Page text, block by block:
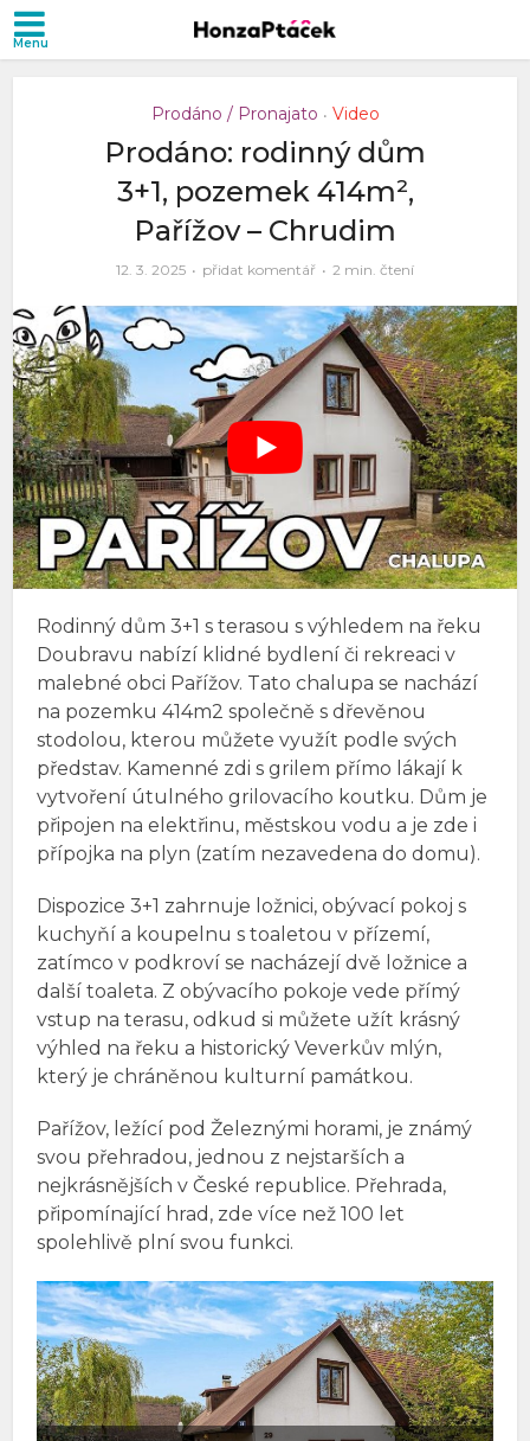
Prodáno / Pronajato • Video
Prodáno: rodinný dům
3+1, pozemek 414m²,
Pařížov – Chrudim
12. 3. 2025 přidat komentář 2 min. čtení
Rodinný dům 3+1 s terasou s výhledem na řeku
Doubravu nabízí klidné bydlení či rekreaci v
malebné obci Pařížov. Tato chalupa se nachází
na pozemku 414m2 společně s dřevěnou
stodolou, kterou můžete využít podle svých
představ. Kamenné zdi s grilem přímo lákají k
vytvoření útulného grilovacího koutku. Dům je
připojen na elektřinu, městskou vodu a je zde i
přípojka na plyn (zatím nezavedena do domu).
Dispozice 3+1 zahrnuje ložnici, obývací pokoj s
kuchyňí a koupelnu s toaletou v přízemí,
zatímco v podkroví se nacházejí dvě ložnice a
další toaleta. Z obývacího pokoje vede přímý
vstup na terasu, odkud si můžete užít krásný
výhled na řeku a historický Veverkův mlýn,
který je chráněnou kulturní památkou.
Pařížov, ležící pod Železnými horami, je známý
svou přehradou, jednou z nejstarších a
nejkrásnějších v České republice. Přehrada,
připomínající hrad, zde více než 100 let
spolehlivě plní svou funkci.